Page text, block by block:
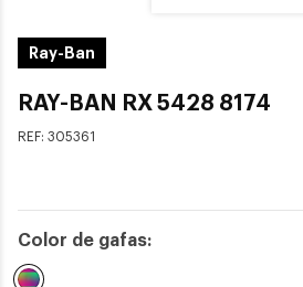
Ray-Ban
RAY-BAN RX 5428 8174
REF: 305361
Color de gafas: